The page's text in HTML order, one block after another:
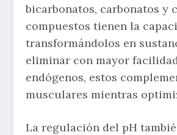
bicarbonatos, carbonatos y
compuestos tienen la
transformándolos en
eliminar con mayor
endógenos, estos
musculares mientras
La regulación del pH